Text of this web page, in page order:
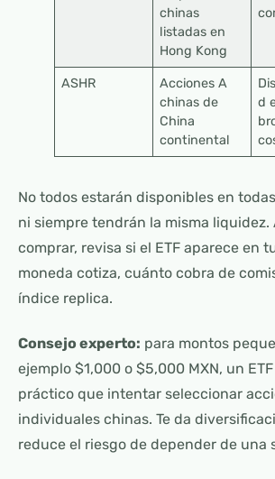
chinas
listadas en
Hong Kong
ASHR
Acciones A
chinas de
China
continental
d
No todos estarán disponibles en
ni siempre tendrán la misma liquidez.
comprar, revisa si el ETF aparece en
moneda cotiza, cuánto cobra de
índice replica.
Consejo experto: para montos
ejemplo $1,000 o $5,000 MXN, un
práctico que intentar seleccionar
individuales chinas. Te da
reduce el riesgo de depender de una